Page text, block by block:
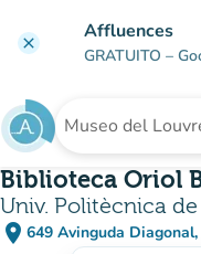
clear Affluences
GRATUITO –
Cerca una
Biblioteca Oriol
Univ. Politècnica
place 649 Avinguda